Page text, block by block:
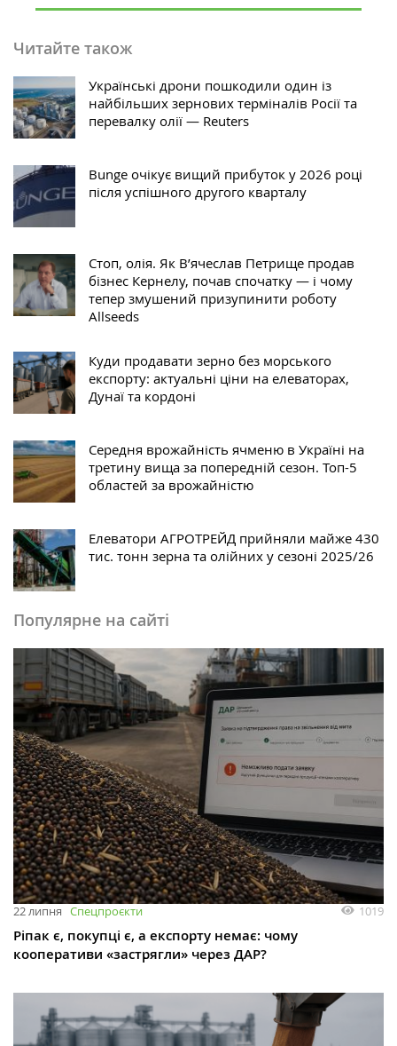
Читайте також
Українські дрони пошкодили один із
найбільших зернових терміналів Росії та
перевалку олії — Reuters
Bunge очікує вищий прибуток у 2026 році
після успішного другого кварталу
Стоп, олія. Як В’ячеслав Петрище продав
бізнес Кернелу, почав спочатку — і чому
тепер змушений призупинити роботу
Allseeds
Куди продавати зерно без морського
експорту: актуальні ціни на елеваторах,
Дунаї та кордоні
Середня врожайність ячменю в Україні на
третину вища за попередній сезон. Топ-5
областей за врожайністю
Елеватори АГРОТРЕЙД прийняли майже 430
тис. тонн зерна та олійних у сезоні 2025/26
Популярне на сайті
22 липня Спецпроєкти 1019
Ріпак є, покупці є, а експорту немає: чому
кооперативи «застрягли» через ДАР?